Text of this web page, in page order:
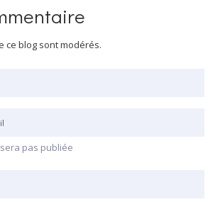
ce blog sont modérés.
pas publiée